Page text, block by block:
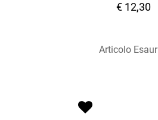
€ 12,30
Articolo